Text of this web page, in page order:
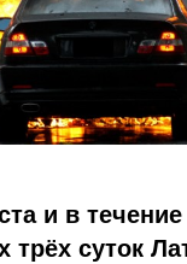
и в течение
суток